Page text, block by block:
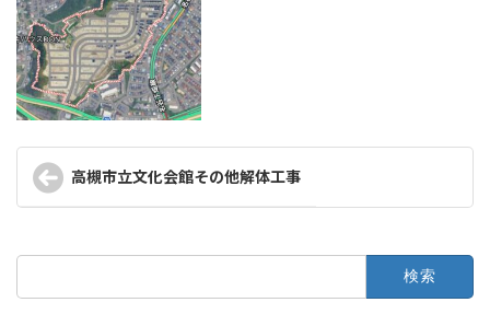
高槻市立文化会館その他解体工事